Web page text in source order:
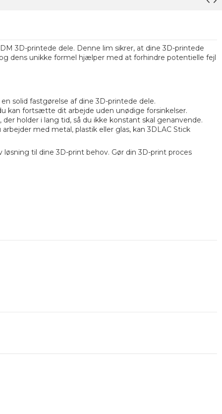
3D-printede dele. Denne lim sikrer, at dine 3D-printede
dens unikke formel hjælper med at forhindre potentielle fejl
solid fastgørelse af dine 3D-printede dele.
kan fortsætte dit arbejde uden unødige forsinkelser.
holder i lang tid, så du ikke konstant skal genanvende.
med metal, plastik eller glas, kan 3DLAC Stick
til dine 3D-print behov. Gør din 3D-print proces